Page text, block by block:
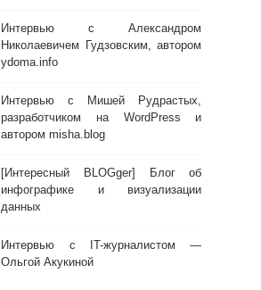
Интервью с Александром
Николаевичем Гудзовским, автором
ydoma.info
Интервью с Мишей Рудрастых,
разработчиком на WordPress и
автором misha.blog
[Интересный BLOGger] Блог об
инфографике и визуализации
данных
Интервью с IT-журналистом —
Ольгой Акукиной